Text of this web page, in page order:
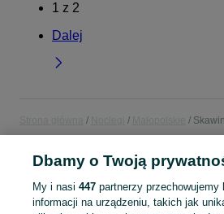
1 z 2
Dalej
NOCLEGI
KATEGORIA
Dbamy o Twoją
My i nasi 447partnerzy przechowujemy
informacji na urządzeniu, takich jak